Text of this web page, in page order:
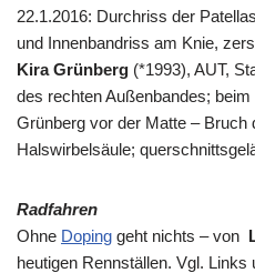
22.1.2016: Durchriss der
und Innenbandriss am Knie,
Kira Grünberg (*1993), AUT,
des rechten Außenbandes;
Grünberg vor der Matte – Bruch
Halswirbelsäule;
Radfahren
Ohne Doping geht nichts – von
heutigen Rennställen. Vgl. Links